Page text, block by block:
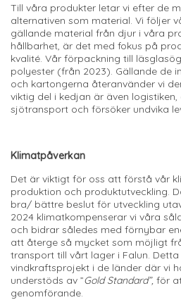
Till våra produkter letar vi efter de
alternativen som material. Vi följer
gällande material från djur i våra
hållbarhet, är det med fokus på
kvalité. Vår förpackning till
polyester (från 2023). Gällande de
och kartongerna återanvänder vi
viktig del i kedjan är även
sjötransport och försöker undvika
Klimatpåverkan
Det är viktigt för oss att förstå vår
produktion och produktutveckling.
bra/ bättre beslut för utveckling
2024 klimatkompenserar vi våra
och bidrar således med förnybar
att återge så mycket som möjligt
transport till vårt lager i Falun.
vindkraftsprojekt i de länder där vi
understöds av ”Gold Standard”, för
genomförande.